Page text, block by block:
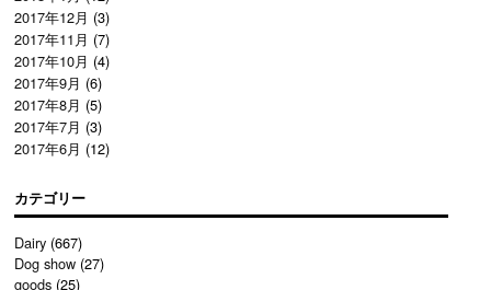
2017年12月 (3)
2017年11月 (7)
2017年10月 (4)
2017年9月 (6)
2017年8月 (5)
2017年7月 (3)
2017年6月 (12)
カテゴリー
Dairy (667)
Dog show (27)
goods (25)